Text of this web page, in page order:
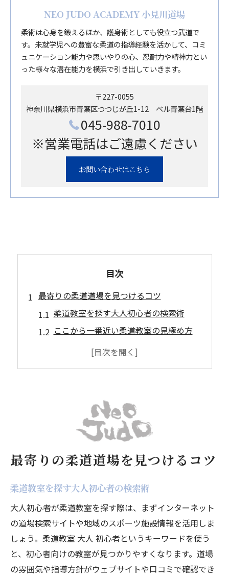
NEO JUDO ACADEMY 小見川道場
柔術は心身を鍛えるほか、護身術としても役立つ武道で
す。未就学児への豊富な柔道の指導経験を活かして、コミ
ュニケーション能力や思いやりの心、忍耐力や精神力とい
った様々な潜在能力を横浜で引き出していきます。
〒227-0055
神奈川県横浜市青葉区つつじが丘1-12 ベル青葉台1階
045-988-7010
※営業電話はご遠慮ください
お問い合わせはこちら
目次
最寄りの柔道道場を見つけるコツ
柔道教室を探す大人初心者の検索術
ここから一番近い柔道教室の見極め方
柔道道場検索で押さえたい基本ポイント
大人初心者が安心できる柔道の始め方
柔道初心者が抱える不安とその解消法
大人から柔道を始める際の心構え
柔道教室で安心できるサポート体制とは
社会人が柔道を楽しく続けるコツ
柔道道場選びに役立つ最新検索ポイント
社会人が柔道教室を選ぶポイント解説
社会人に合う柔道教室の特徴を徹底解説
柔道クラブ選びで確認したい指導方針
柔道教室選択で重視すべき通いやすさ
最寄りの柔道道場を見つけるコツ
柔道教室を探す大人初心者の検索術
大人初心者が柔道教室を探す際は、まずインターネット
の道場検索サイトや地域のスポーツ施設情報を活用しま
しょう。柔道教室 大人 初心者というキーワードを使う
と、初心者向けの教室が見つかりやすくなります。道場
の雰囲気や指導方針がウェブサイトや口コミで確認でき